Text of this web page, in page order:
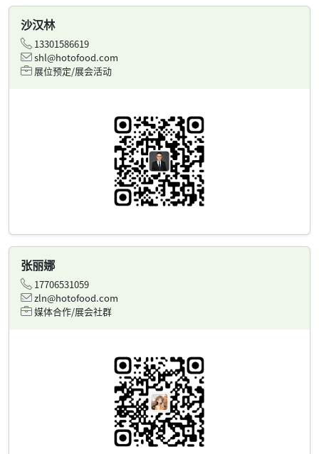
沙汉林
13301586619
shl@hotofood.com
展位预定/展会活动
张丽娜
17706531059
zln@hotofood.com
媒体合作/展会社群